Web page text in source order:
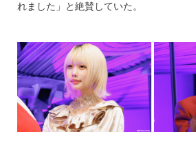
れました」と絶賛していた。